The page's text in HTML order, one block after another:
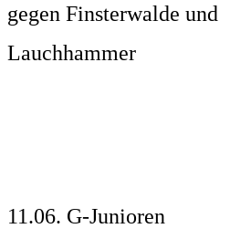
gegen Finsterwalde und
Lauchhammer
11.06. G-Junioren